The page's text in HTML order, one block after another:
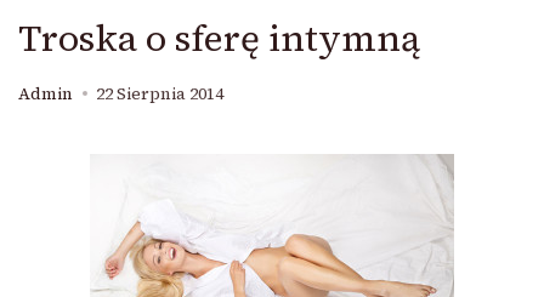
Troska o sferę intymną
Admin 22 Sierpnia 2014